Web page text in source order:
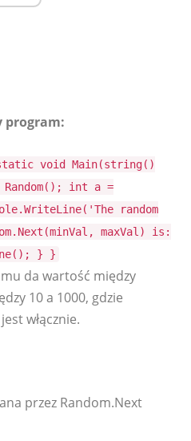
program:
void Main(string()
Random(); int a =
random
maxVal) is:
} }
da wartość między
10 a 1000, gdzie
włącznie.
przez Random.Next